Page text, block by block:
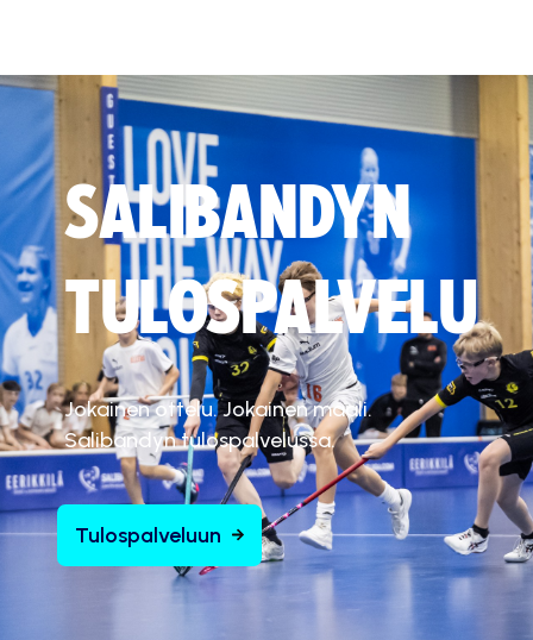
SALIBANDYN
TULOSPALVELU
Jokainen ottelu. Jokainen maali.
Salibandyn tulospalvelussa.
Tulospalveluun